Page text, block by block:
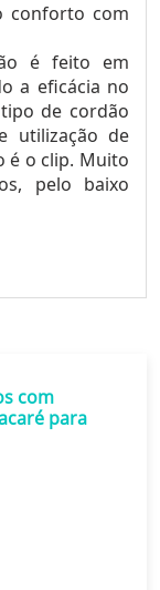
conforto com
é feito em
a eficácia no
de cordão
utilização de
é o clip. Muito
pelo baixo
com
para